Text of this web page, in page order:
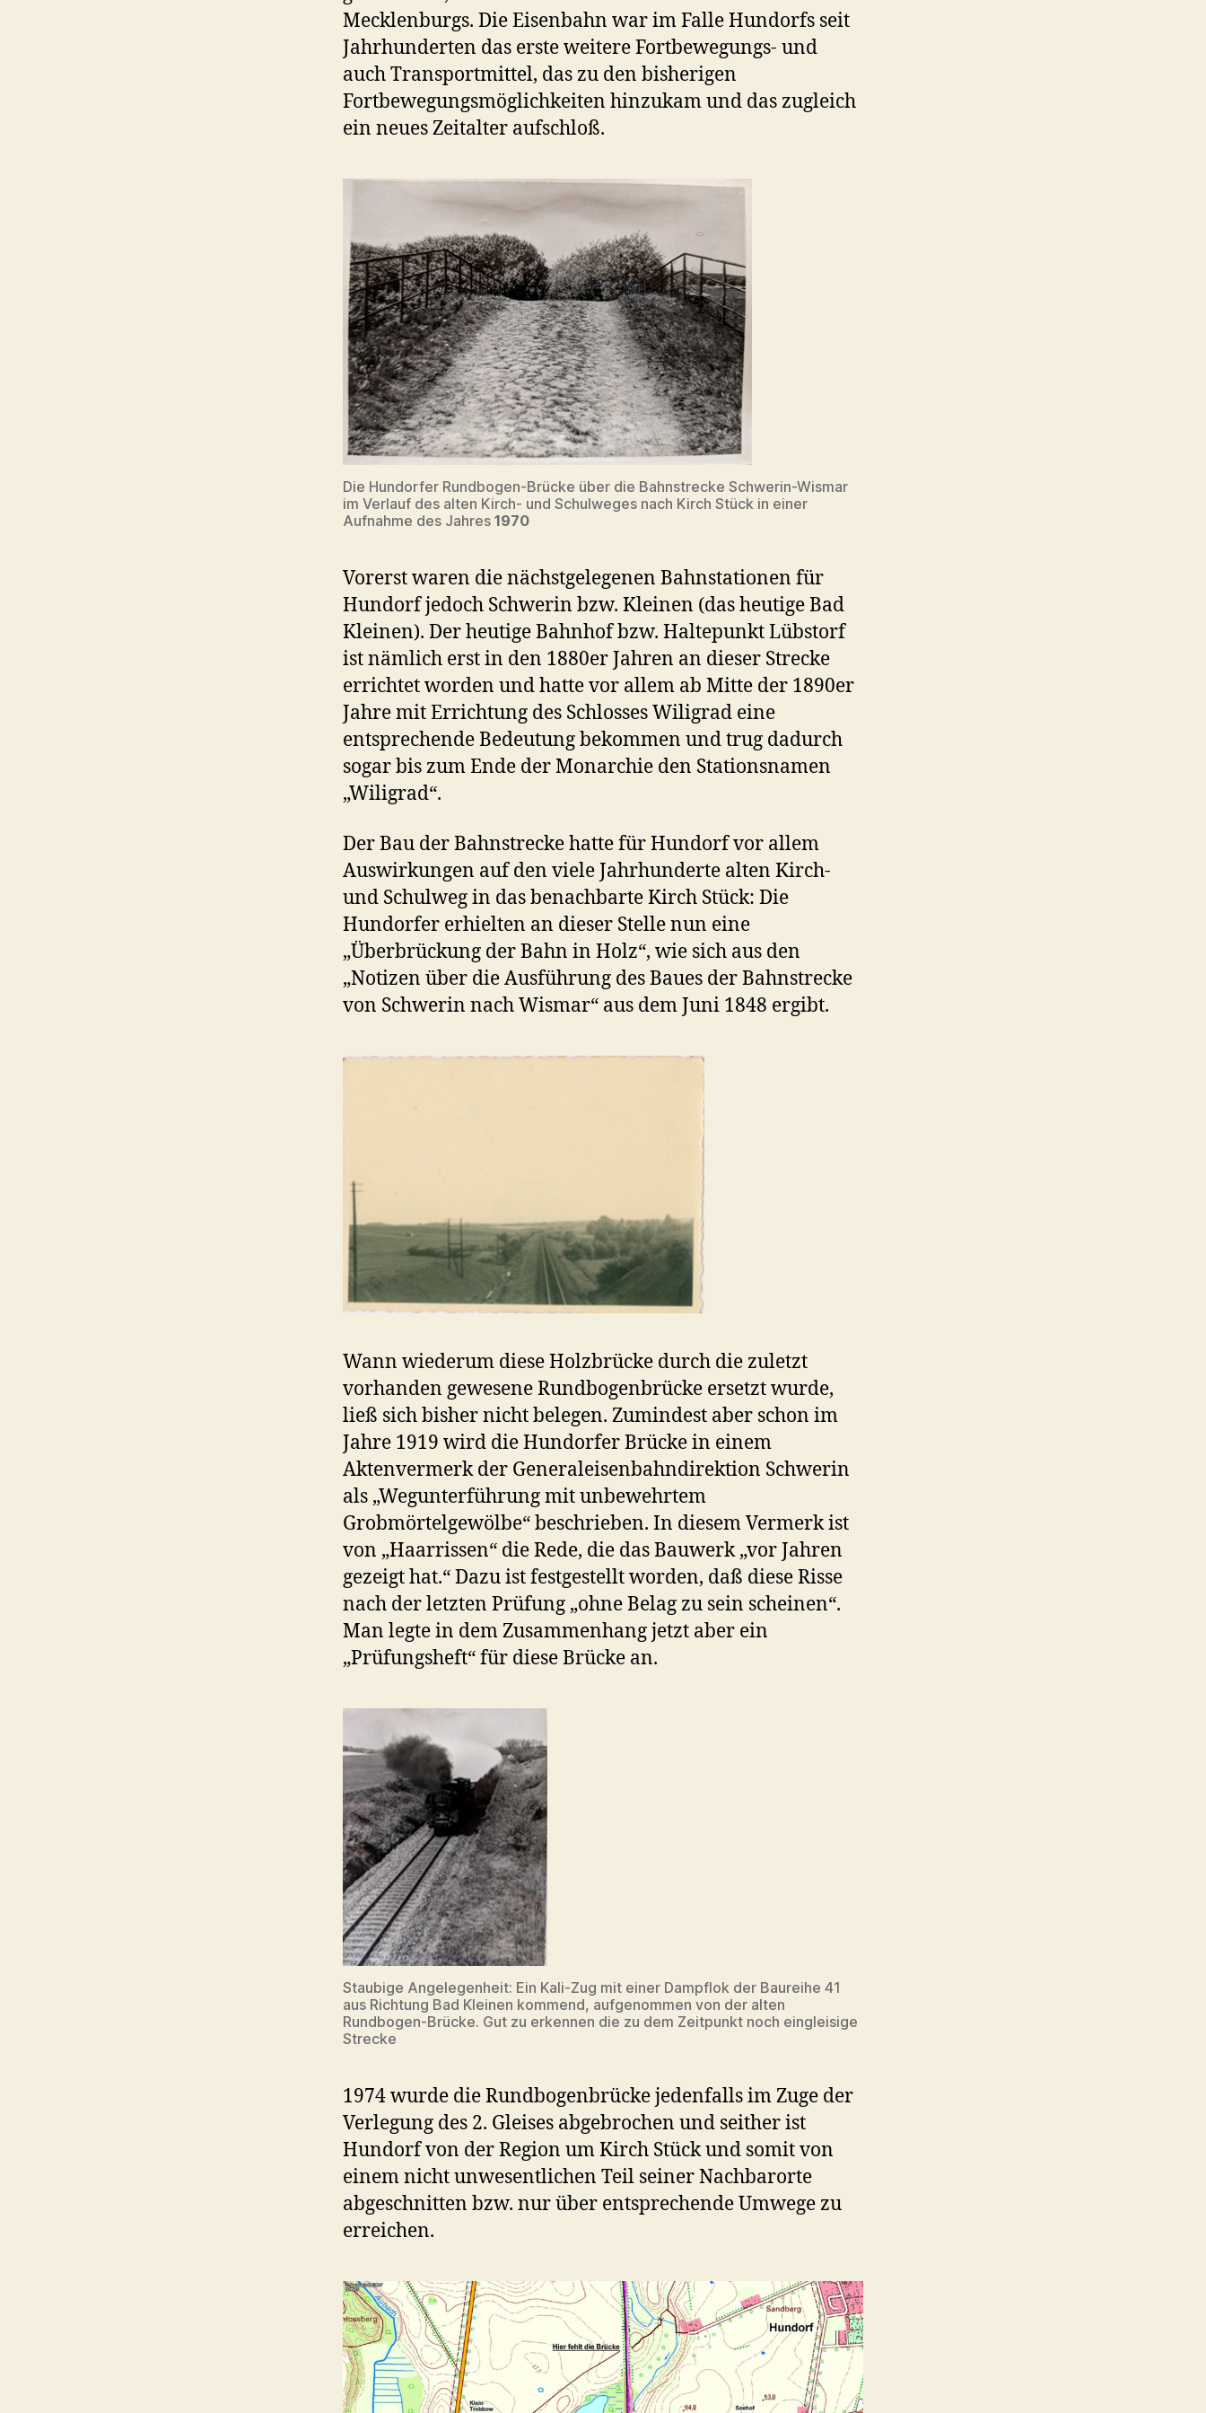
Mecklenburgs. Die Eisenbahn war im Falle Hundorfs seit
Jahrhunderten das erste weitere Fortbewegungs- und
auch Transportmittel, das zu den bisherigen
Fortbewegungsmöglichkeiten hinzukam und das zugleich
ein neues Zeitalter aufschloß.
Die Hundorfer Rundbogen-Brücke über die Bahnstrecke Schwerin-Wismar
im Verlauf des alten Kirch- und Schulweges nach Kirch Stück in einer
Aufnahme des Jahres 1970
Vorerst waren die nächstgelegenen Bahnstationen für
Hundorf jedoch Schwerin bzw. Kleinen (das heutige Bad
Kleinen). Der heutige Bahnhof bzw. Haltepunkt Lübstorf
ist nämlich erst in den 1880er Jahren an dieser Strecke
errichtet worden und hatte vor allem ab Mitte der 1890er
Jahre mit Errichtung des Schlosses Wiligrad eine
entsprechende Bedeutung bekommen und trug dadurch
sogar bis zum Ende der Monarchie den Stationsnamen
„Wiligrad“.
Der Bau der Bahnstrecke hatte für Hundorf vor allem
Auswirkungen auf den viele Jahrhunderte alten Kirch-
und Schulweg in das benachbarte Kirch Stück: Die
Hundorfer erhielten an dieser Stelle nun eine
„Überbrückung der Bahn in Holz“, wie sich aus den
„Notizen über die Ausführung des Baues der Bahnstrecke
von Schwerin nach Wismar“ aus dem Juni 1848 ergibt.
Wann wiederum diese Holzbrücke durch die zuletzt
vorhanden gewesene Rundbogenbrücke ersetzt wurde,
ließ sich bisher nicht belegen. Zumindest aber schon im
Jahre 1919 wird die Hundorfer Brücke in einem
Aktenvermerk der Generaleisenbahndirektion Schwerin
als „Wegunterführung mit unbewehrtem
Grobmörtelgewölbe“ beschrieben. In diesem Vermerk ist
von „Haarrissen“ die Rede, die das Bauwerk „vor Jahren
gezeigt hat.“ Dazu ist festgestellt worden, daß diese Risse
nach der letzten Prüfung „ohne Belag zu sein scheinen“.
Man legte in dem Zusammenhang jetzt aber ein
„Prüfungsheft“ für diese Brücke an.
Staubige Angelegenheit: Ein Kali-Zug mit einer Dampflok der Baureihe 41
aus Richtung Bad Kleinen kommend, aufgenommen von der alten
Rundbogen-Brücke. Gut zu erkennen die zu dem Zeitpunkt noch eingleisige
Strecke
1974 wurde die Rundbogenbrücke jedenfalls im Zuge der
Verlegung des 2. Gleises abgebrochen und seither ist
Hundorf von der Region um Kirch Stück und somit von
einem nicht unwesentlichen Teil seiner Nachbarorte
abgeschnitten bzw. nur über entsprechende Umwege zu
erreichen.